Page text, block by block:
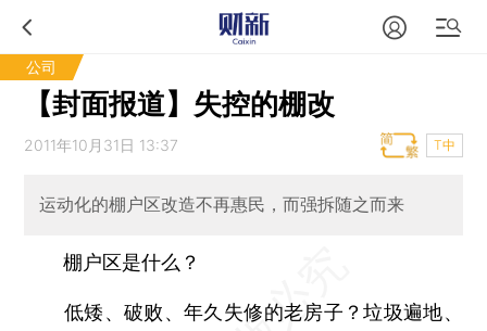
公司
【封面报道】失控的棚改
2011年10月31日 13:37 T中
运动化的棚户区改造不再惠民，而强拆随之而来
棚户区是什么？
低矮、破败、年久失修的老房子？垃圾遍地、